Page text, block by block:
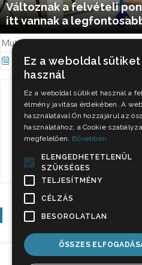
Változnak a felvételi
itt vannak a
Mutatjuk a 2022-es szabályokat.
Nov 8, 2021
Keresés
Szavazás
Ez a weboldal sütiket
használ
Ez a weboldal sütiket használ a
élmény javítása érdekében. A
használatával Ön hozzájárul az
használatához, a Cookie
megfelelően. Bővebben
ELENGEDHETETLENÜL
SZÜKSÉGES
TELJESÍTMÉNY
CÉLZÁS
BESOROLATLAN
ÖSSZES